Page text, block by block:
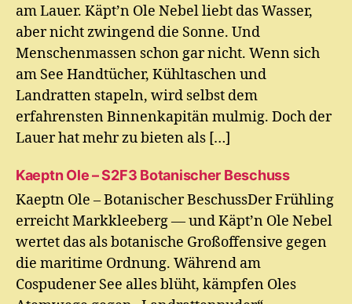
am Lauer. Käpt’n Ole Nebel liebt das Wasser,
aber nicht zwingend die Sonne. Und
Menschenmassen schon gar nicht. Wenn sich
am See Handtücher, Kühltaschen und
Landratten stapeln, wird selbst dem
erfahrensten Binnenkapitän mulmig. Doch der
Lauer hat mehr zu bieten als […]
Kaeptn Ole – S2F3 Botanischer Beschuss
Kaeptn Ole – Botanischer BeschussDer Frühling
erreicht Markkleeberg — und Käpt’n Ole Nebel
wertet das als botanische Großoffensive gegen
die maritime Ordnung. Während am
Cospudener See alles blüht, kämpfen Oles